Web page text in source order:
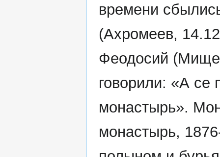
времени
(Ахромеев,
Феодосий
говорили: «А се
монастырь».
монастырь,